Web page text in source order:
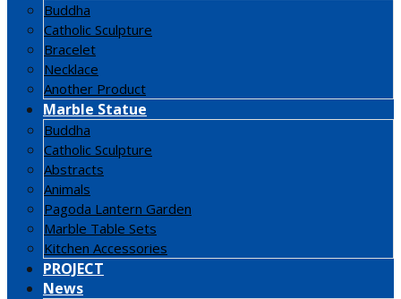
Buddha
Catholic Sculpture
Bracelet
Necklace
Another Product
Marble Statue
Buddha
Catholic Sculpture
Abstracts
Animals
Pagoda Lantern Garden
Marble Table Sets
Kitchen Accessories
PROJECT
News